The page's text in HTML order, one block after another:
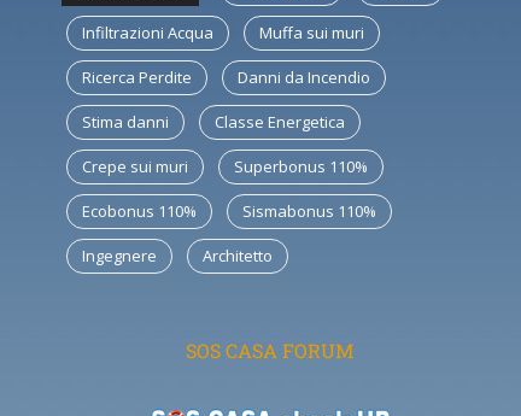
Infiltrazioni Acqua Muffa sui muri
Ricerca Perdite Danni da Incendio
Stima danni Classe Energetica
Crepe sui muri Superbonus 110%
Ecobonus 110% Sismabonus 110%
Ingegnere Architetto
SOS CASA FORUM